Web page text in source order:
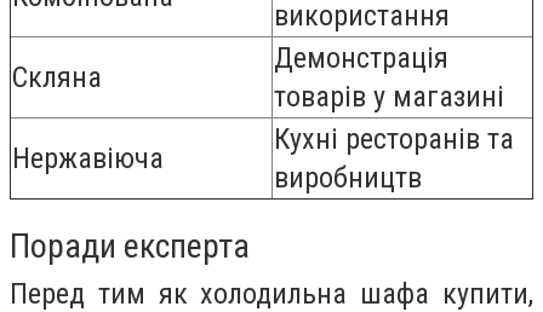
використання
Скляна
Демонстрація
товарів у магазині
Нержавіюча
Кухні ресторанів та
виробництв
Поради експерта
Перед тим як холодильна шафа купити,